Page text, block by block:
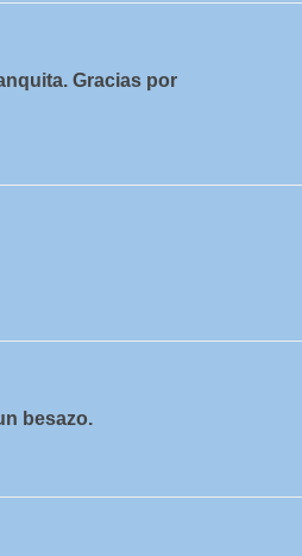
Gracias por
besazo.